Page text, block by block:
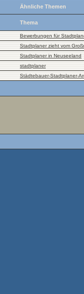
Ähnliche Themen
Thema
Bewerbungen für
Stadtplaner zieht vom
Stadtplaner in Neuseeland
stadtplaner
Städtebauer-Stadtplaner-